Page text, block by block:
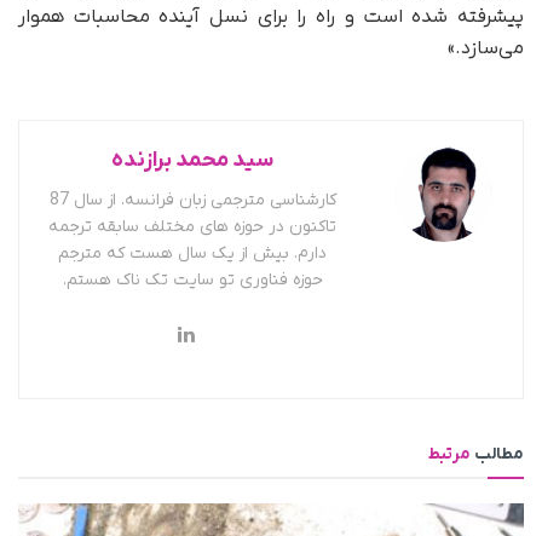
پیشرفته شده است و راه را برای نسل آینده محاسبات هموار
می‌سازد.»
سید محمد برازنده
کارشناسی مترجمی زبان فرانسه. از سال 87
تاکنون در حوزه های مختلف سابقه ترجمه
دارم. بیش از یک سال هست که مترجم
حوزه فناوری تو سایت تک ناک هستم.
مطالب مرتبط